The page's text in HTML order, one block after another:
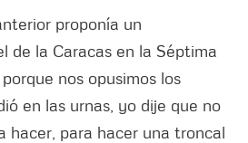
proponía un
de la Caracas en la Séptima
nos opusimos los
en las urnas, yo dije que no
hacer, para hacer una troncal